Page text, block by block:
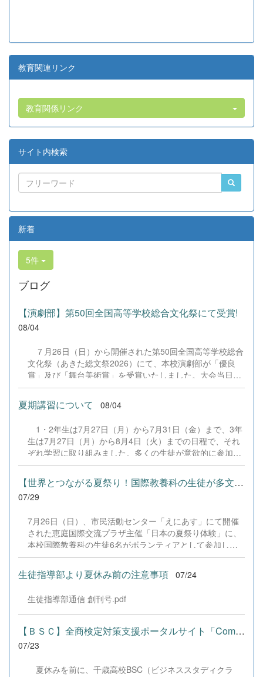
教育関連リンク
教育関係リンク
サイト内検索
新着
5件
ブログ
【演劇部】第50回全国高等学校総合文化祭にて受賞!
08/04
７月26日（日）から開催された第50回全国高等学校総合
文化祭（あきた総文祭2026）にて、本校演劇部が「優良
賞」及び「舞台美術賞」を受賞いたしました。大会当日
は、本校の部員たちもこれまで積み重ねてきた練習の成果
を存分に発揮し、堂々と舞台に立ちました。緊張感のある
全国の舞台において、一人一人が役割を果たし、心を込め
の全国大会出場にあたり、多大なるご支援・ご協力をいた
だきました企業の皆様、ならびに心温まるご寄付や温かい
ご声援を寄せてくださった地域の皆様方に、心より感謝申
し上げます。皆様からの温かいご支援が部員たちの大きな
励みとなり、全国の舞台で最高のパフォーマンスと演技を
届けることができました。今回の経験を糧に、さらに表現
力に磨きをかけ、今後も活動してまいります。引き続き、
本校演劇部への変わらぬご声援をよろしくお願いいたしま
す。 &nbsp;
夏期講習について 08/04
1・2年生は7月27日（月）から7月31日（金）まで、3年
生は7月27日（月）から8月4日（火）までの日程で、それ
ぞれ学習に取り組みました。多くの生徒が意欲的に参加
し、これまでの学習内容の復習や発展的な内容、受験に向
けた学習などに真剣に取り組む姿が見られました。夏期講
習で身に付けた学習習慣や知識を、今後の学校生活や学習
に生かし、一人一人がさらなる成長につなげてくれること
【世界とつながる夏祭り！国際教養科の生徒が多文化共生ボランテ...
07/29
7月26日（日）、市民活動センター「えにあす」にて開催
された恵庭国際交流プラザ主催「日本の夏祭り体験」に、
本校国際教養科の生徒6名がボランティアとして参加しま
した！ 会場にはウクライナ、ネパール、アフガニスタンな
ど多国籍な参加者が集まり、ヨーヨー釣りや綿あめ、盆踊
りなどを満喫。浴衣姿でイベントを彩った1年生や、経験
葉や国境を超えて笑顔で交流を深めました。 主催者の方か
らは、「国籍や年齢を問わず笑顔で寄り添い、自分で考え
て動く姿が素晴らしい。異文化理解のマインドが自然と身
についている」と、賞賛の声をいただきました！ 教室の中
だけでなく、地域や世界という広いフィールドで本領を発
姿に、誇らしさでいっぱいです。 教養科生、どんどん外へ
生徒指導部より夏休み前の注意事項 07/24
生徒指導部通信 創刊号.pdf
【ＢＳＣ】全商検定対策支援ポータルサイト「Compath（コンパス）...
07/23
夏休みを前に、千歳高校BSC（ビジネススタディクラ